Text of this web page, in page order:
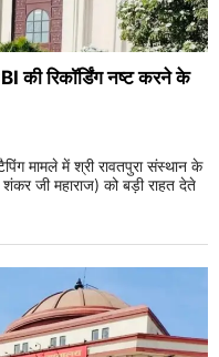
की रिकॉर्डिंग नष्ट करने के
मामले में श्री रावतपुरा संस्थान के
जी महाराज) को बड़ी राहत देते